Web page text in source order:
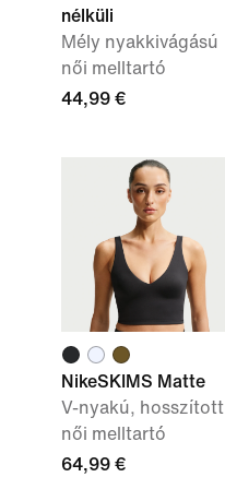
nélküli
Mély nyakkivágású
női melltartó
44,99 €
NikeSKIMS Matte
V-nyakú, hosszított
női melltartó
64,99 €